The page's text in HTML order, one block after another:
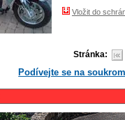
Vložit do
Stránka:
Podívejte se na